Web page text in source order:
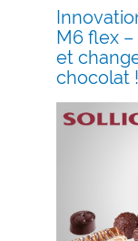
M6 flex
et
chocolat !